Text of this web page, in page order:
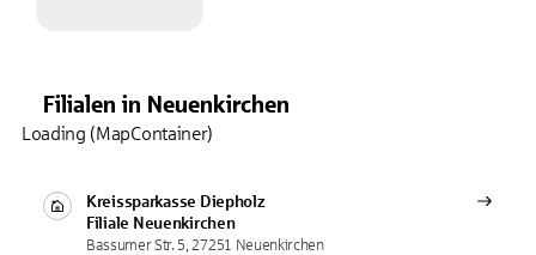
Filialen in Neuenkirchen
Kreissparkasse Diepholz
Filiale Neuenkirchen
Bassumer Str. 5, 27251 Neuenkirchen
Loading (MapContainer)